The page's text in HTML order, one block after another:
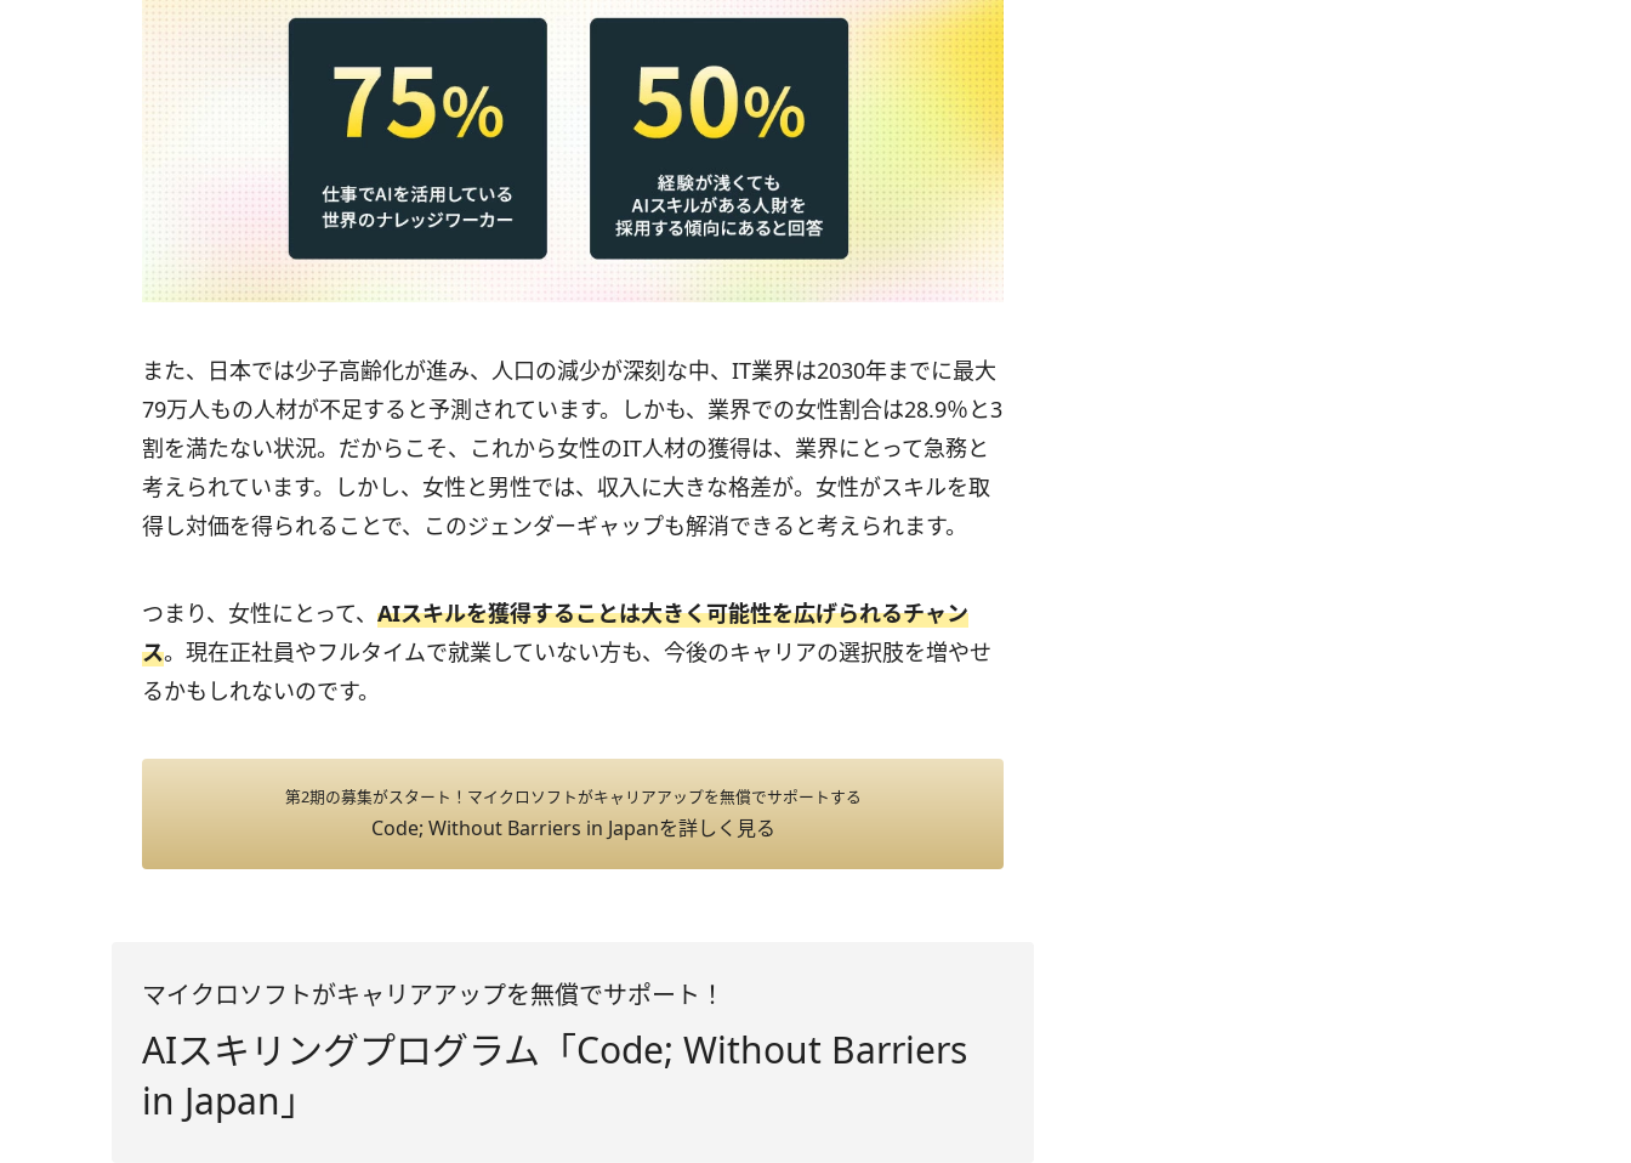
また、日本では少子高齢化が進み、人口の減少が深刻な中、IT業界は2030年までに最大
79万人もの人材が不足すると予測されています。しかも、業界での女性割合は28.9％と3
割を満たない状況。だからこそ、これから女性のIT人材の獲得は、業界にとって急務と
考えられています。しかし、女性と男性では、収入に大きな格差が。女性がスキルを取
得し対価を得られることで、このジェンダーギャップも解消できると考えられます。
つまり、女性にとって、 AIスキルを獲得することは大きく可能性を広げられるチャン
ス。現在正社員やフルタイムで就業していない方も、今後のキャリアの選択肢を増やせ
るかもしれないのです。
第2期の募集がスタート！マイクロソフトがキャリアアップを無償でサポートする
Code; Without Barriers in Japanを詳しく見る
マイクロソフトがキャリアアップを無償でサポート！
AIスキリングプログラム「Code; Without Barriers
in Japan」